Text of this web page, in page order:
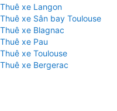
Thuê xe Langon
Thuê xe Sân bay Toulouse
Thuê xe Blagnac
Thuê xe Pau
Thuê xe Toulouse
Thuê xe Bergerac